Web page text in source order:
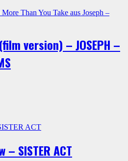
version) – JOSEPH –
– SISTER ACT